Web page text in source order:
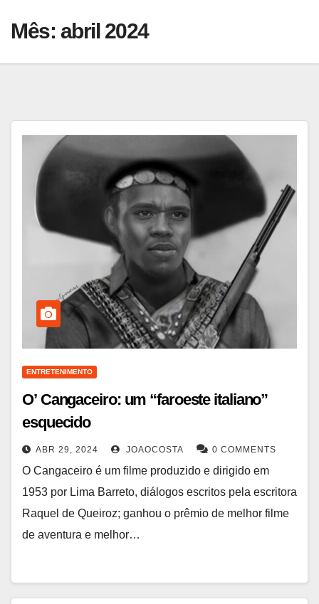
Mês: abril 2024
ENTRETENIMENTO
O’ Cangaceiro: um “faroeste italiano”
esquecido
ABR 29, 2024 JOAOCOSTA 0 COMMENTS
O Cangaceiro é um filme produzido e dirigido em
1953 por Lima Barreto, diálogos escritos pela escritora
Raquel de Queiroz; ganhou o prêmio de melhor filme
de aventura e melhor…